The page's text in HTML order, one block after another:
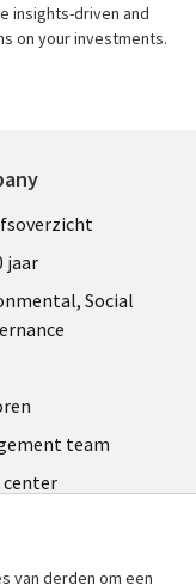
insights-driven and
on your investments.
jaar
Social
team
center
van derden om een